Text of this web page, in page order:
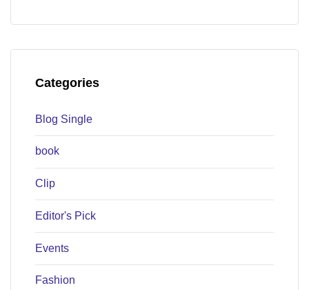
Categories
Blog Single
book
Clip
Editor's Pick
Events
Fashion